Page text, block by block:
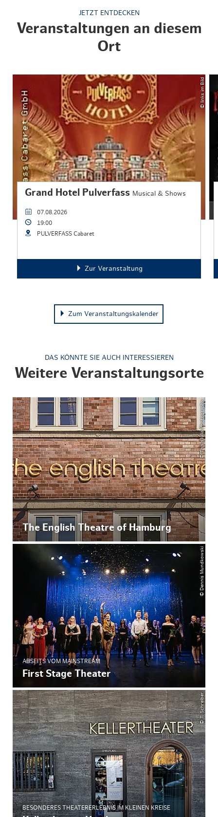
JETZT ENTDECKEN
Veranstaltungen an diesem
Ort
© links im Bild
Grand Hotel Pulverfass Musical & Shows
07.08.2026
19:00
PULVERFASS Cabaret
Zur Veranstaltung
Zum Veranstaltungskalender
DAS KÖNNTE SIE AUCH INTERESSIEREN
Weitere Veranstaltungsorte
© ThisIsJulia Photography
The English Theatre of Hamburg
© Dennis Mundkowski
ABSEITS VOM MAINSTREAM
First Stage Theater
© T. Schreiber
BESONDERES THEATERERLEBNIS IM KLEINEN KREISE